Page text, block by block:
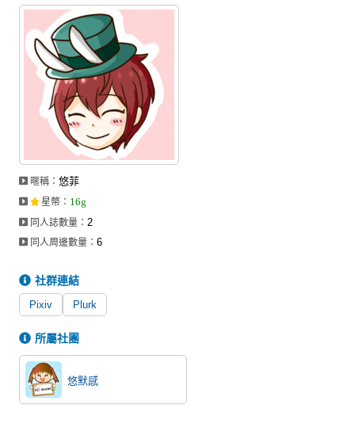
會員功能選單
會員中心
註冊會員
登入
暱稱：悠菲
星幣 ： 16g
同人誌數量：2
同人周邊數量：6
社群連結
Pixiv Plurk
所屬社團
悠默感